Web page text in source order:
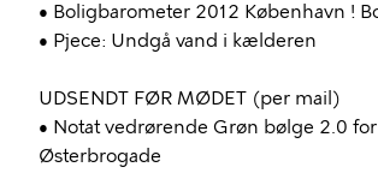
• Boligbarometer 2012 København !
• Pjece: Undgå vand i kælderen
UDSENDT FØR MØDET (per mail)
• Notat vedrørende Grøn bølge 2.0
Østerbrogade